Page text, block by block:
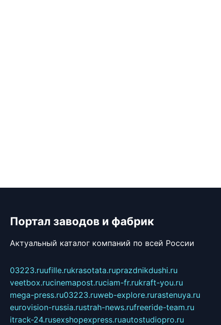
Портал заводов и фабрик
Актуальный каталог компаний по всей России
03223.ruufille.rukrasotata.ruprazdnikdushi.ru
veetbox.rucinemapost.ruciam-fr.rukraft-you.ru
mega-press.ru03223.ruweb-explore.rurastenuya.ru
eurovision-russia.rustrah-news.rufreeride-team.ru
itrack-24.rusexshopexpress.ruautostudiopro.ru